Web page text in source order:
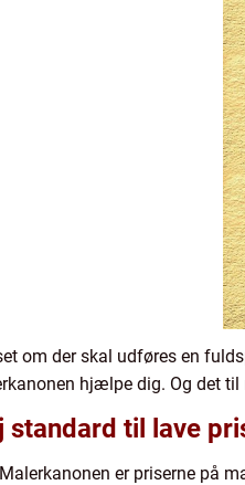
om der skal udføres en
hjælpe dig. Og det
standard til lave
er priserne på